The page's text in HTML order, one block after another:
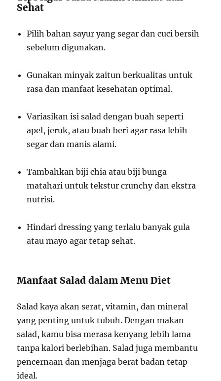
Sehat
Pilih bahan sayur yang segar dan cuci bersih
sebelum digunakan.
Gunakan minyak zaitun berkualitas untuk
rasa dan manfaat kesehatan optimal.
Variasikan isi salad dengan buah seperti
apel, jeruk, atau buah beri agar rasa lebih
segar dan manis alami.
Tambahkan biji chia atau biji bunga
matahari untuk tekstur crunchy dan ekstra
nutrisi.
Hindari dressing yang terlalu banyak gula
atau mayo agar tetap sehat.
Manfaat Salad dalam Menu Diet
Salad kaya akan serat, vitamin, dan mineral
yang penting untuk tubuh. Dengan makan
salad, kamu bisa merasa kenyang lebih lama
tanpa kalori berlebihan. Salad juga membantu
pencernaan dan menjaga berat badan tetap
ideal.